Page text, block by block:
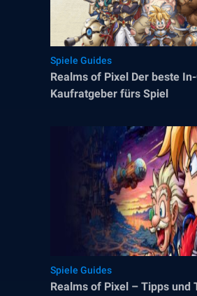
Spiele Guides
Realms of Pixel Der beste
Kaufratgeber fürs Spiel
Spiele Guides
Realms of Pixel – Tipps und